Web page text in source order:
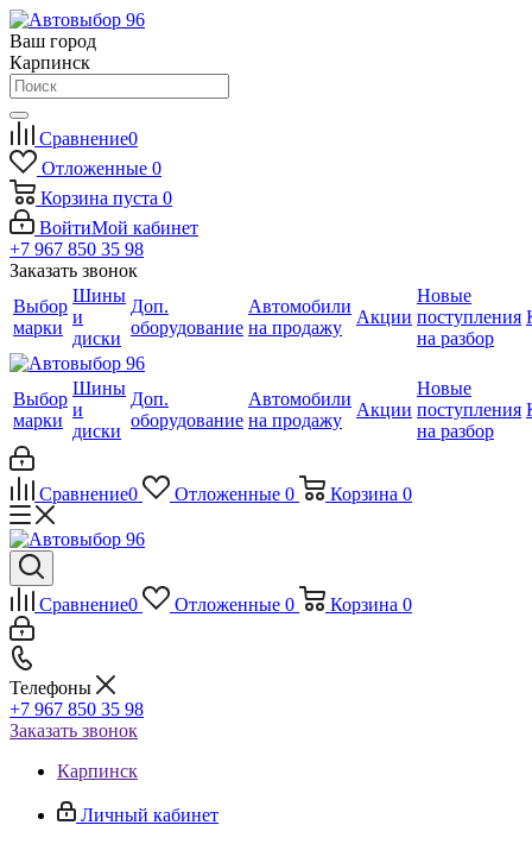
Ваш город
Карпинск
Сравнение0
Отложенные 0
Корзина пуста 0
ВойтиМой кабинет
+7 967 850 35 98
Заказать звонок
Выбор
марки
Шины
и
диски
Доп.
оборудование
Автомобили
на продажу
Акции
Новые
поступления
на разбор
Выбор
марки
Шины
и
диски
Доп.
оборудование
Автомобили
на продажу
Акции
Новые
поступления
на разбор
Сравнение0 Отложенные 0 Корзина 0
Сравнение0 Отложенные 0 Корзина 0
Телефоны
+7 967 850 35 98
Заказать звонок
Карпинск
Личный кабинет